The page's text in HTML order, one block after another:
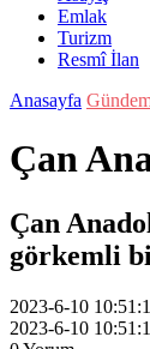
Emlak
Turizm
Resmî İlan
Anasayfa
Çan
Çan
görkemli
2023-6-10
2023-6-10